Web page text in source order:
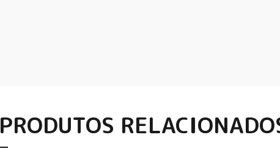
PRODUTOS